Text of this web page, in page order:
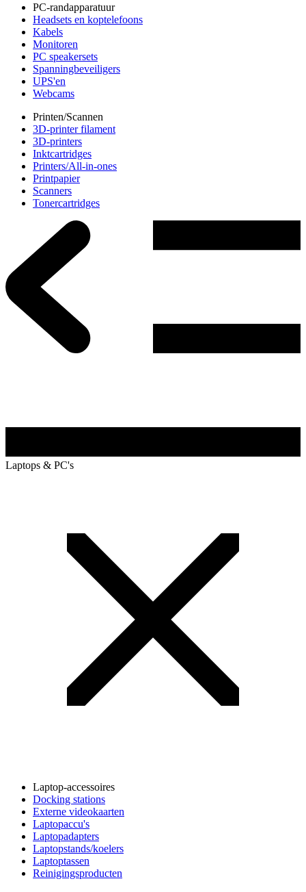
PC-randapparatuur
Headsets en koptelefoons
Kabels
Monitoren
PC speakersets
Spanningbeveiligers
UPS'en
Webcams
Printen/Scannen
3D-printer filament
3D-printers
Inktcartridges
Printers/All-in-ones
Printpapier
Scanners
Tonercartridges
Laptops & PC's
Laptop-accessoires
Docking stations
Externe videokaarten
Laptopaccu's
Laptopadapters
Laptopstands/koelers
Laptoptassen
Reinigingsproducten